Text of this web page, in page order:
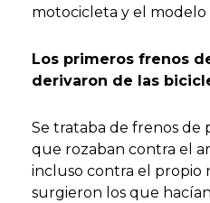
motocicleta y el modelo
Los primeros frenos
derivaron de las
Se trataba de frenos de
que rozaban contra el
incluso contra el propio
surgieron los que